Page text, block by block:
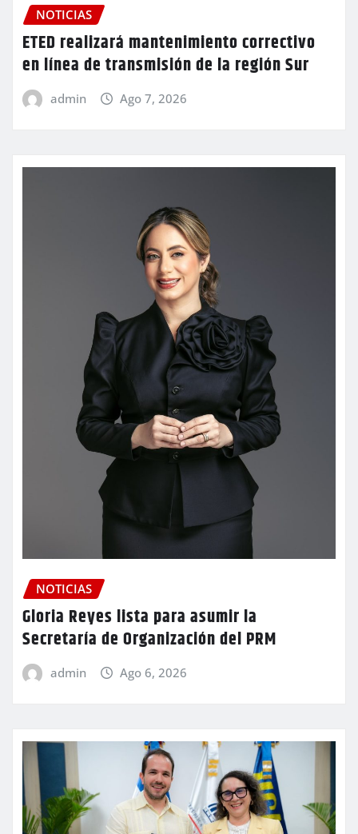
NOTICIAS
ETED realizará mantenimiento correctivo
en línea de transmisión de la región Sur
admin Ago 7, 2026
NOTICIAS
Gloria Reyes lista para asumir la
Secretaría de Organización del PRM
admin Ago 6, 2026